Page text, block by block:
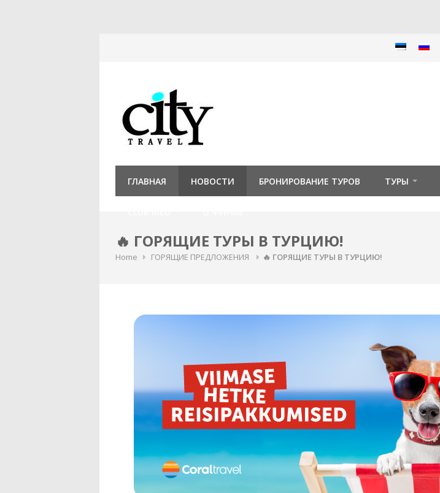
ГЛАВНАЯ НОВОСТИ БРОНИРОВАНИЕ ТУРОВ ТУРЫ
🔥 ГОРЯЩИЕ ТУРЫ В ТУРЦИЮ!
Home ГОРЯЩИЕ ПРЕДЛОЖЕНИЯ 🔥 ГОРЯЩИЕ ТУРЫ В ТУРЦИЮ!